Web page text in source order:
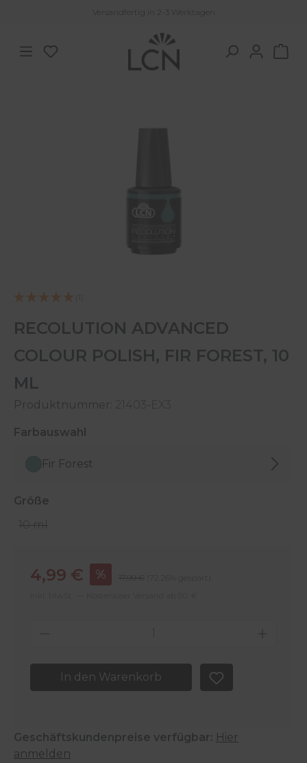
Zum Hauptinhalt springenVersandfertig in 2-3 Werktagen
Du hast 0 Produkte auf dem Merkzettel
RECOLUTION ADVANCED
COLOUR POLISH, FIR FOREST, 10
ML
Produktnummer: 21403-EX3
Farbauswahl
Fir Forest
Größe
10 ml
Verkaufspreis:
4,99 € % Regulärer Preis:
17,99 €
(72.26% gespart)
Produkt Anzahl: Gib den
In den Warenkorb
Geschäftskundenpreise verfügbar: Hier
anmelden